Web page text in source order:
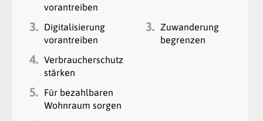
vorantreiben
3.
Digitalisierung
vorantreiben
3. Zuwanderung
begrenzen
4. Verbraucherschutz
stärken
5.
Für bezahlbaren
Wohnraum sorgen